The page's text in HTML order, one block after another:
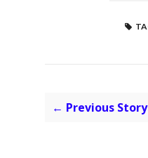
← Previous Story